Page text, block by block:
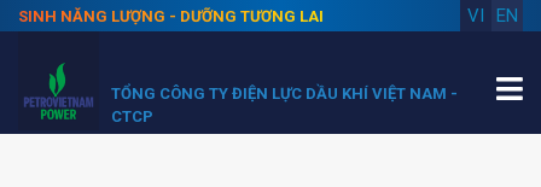
SINH NĂNG LƯỢNG - DƯỠNG TƯƠNG LAI EN
VI
TỔNG CÔNG TY ĐIỆN LỰC DẦU KHÍ VIỆT NAM -
CTCP